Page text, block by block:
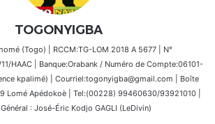
TOGONYIGBA
(Togo) | RCCM:TG-LOM 2018 A 5677 | N°
HAAC | Banque:Orabank / Numéro de Compte:06101-
kpalimé) | Courriel:togonyigba@gmail.com | Boîte
Lomé Apédokoè | Tel:(00228) 99460630/93921010 |
: José-Éric Kodjo GAGLI (LeDivin)